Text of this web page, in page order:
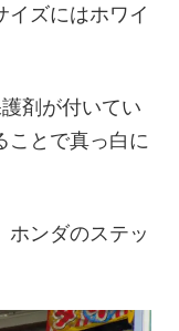
イズにはホワイ
剤が付いてい
ことで真っ白に
ホンダのステッ